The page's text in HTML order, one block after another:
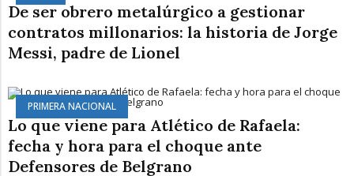
De ser obrero metalúrgico a gestionar
contratos millonarios: la historia de Jorge
Messi, padre de Lionel
PRIMERA NACIONAL
Lo que viene para Atlético de Rafaela:
fecha y hora para el choque ante
Defensores de Belgrano